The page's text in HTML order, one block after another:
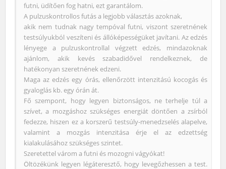
futni, üdítően fog hatni, ezt garantálom.
A pulzuskontrollos futás a legjobb választás azoknak,
akik nem tudnak nagy tempóval futni, viszont szeretnének
testsúlyukból veszíteni és állóképességüket javítani. Az edzés
lényege a pulzuskontrollal végzett edzés, mindazoknak
ajánlom, akik kevés szabadidővel rendelkeznek, de
hatékonyan szeretnének edzeni.
Maga az edzés egy órás, ellenőrzött intenzitású kocogás és
gyaloglás kb. egy órán át.
Fő szempont, hogy legyen biztonságos, ne terhelje túl a
szívet, a mozgáshoz szükséges energiát döntően a zsírból
fedezze, hiszen ez a korszerű testsúly-menedzselés alapelve,
valamint a mozgás intenzitása érje el az edzettség
kialakulásához szükséges szintet.
Szeretettel várom a futni és mozogni vágyókat!
Öltözékünk legyen légáteresztő, hogy levegőzhessen a test.